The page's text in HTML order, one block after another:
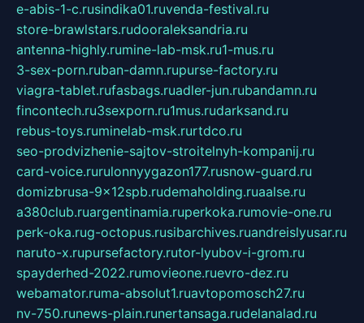
e-abis-1-c.rusindika01.ruvenda-festival.ru
store-brawlstars.rudooraleksandria.ru
antenna-highly.rumine-lab-msk.ru1-mus.ru
3-sex-porn.ruban-damn.rupurse-factory.ru
viagra-tablet.rufasbags.ruadler-jun.rubandamn.ru
fincontech.ru3sexporn.ru1mus.rudarksand.ru
rebus-toys.ruminelab-msk.rurtdco.ru
seo-prodvizhenie-sajtov-stroitelnyh-kompanij.ru
card-voice.rurulonnyygazon177.rusnow-guard.ru
domizbrusa-9x12spb.rudemaholding.ruaalse.ru
a380club.ruargentinamia.ruperkoka.rumovie-one.ru
perk-oka.rug-octopus.rusibarchives.ruandreislyusar.ru
naruto-x.rupursefactory.rutor-lyubov-i-grom.ru
spayderhed-2022.rumovieone.ruevro-dez.ru
webamator.ruma-absolut1.ruavtopomosch27.ru
nv-750.runews-plain.runertansaga.rudelanalad.ru